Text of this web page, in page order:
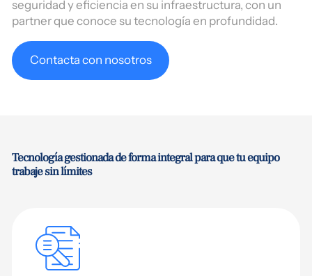
seguridad y eficiencia en su infraestructura, con un
partner que conoce su tecnología en profundidad.
Contacta con nosotros
Tecnología gestionada de forma integral para que tu equipo
trabaje sin límites